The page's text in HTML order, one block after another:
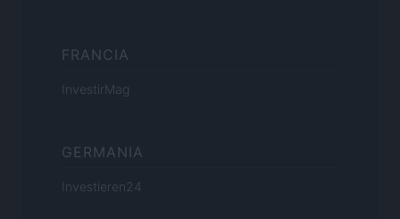
FRANCIA
InvestirMag
GERMANIA
Investieren24